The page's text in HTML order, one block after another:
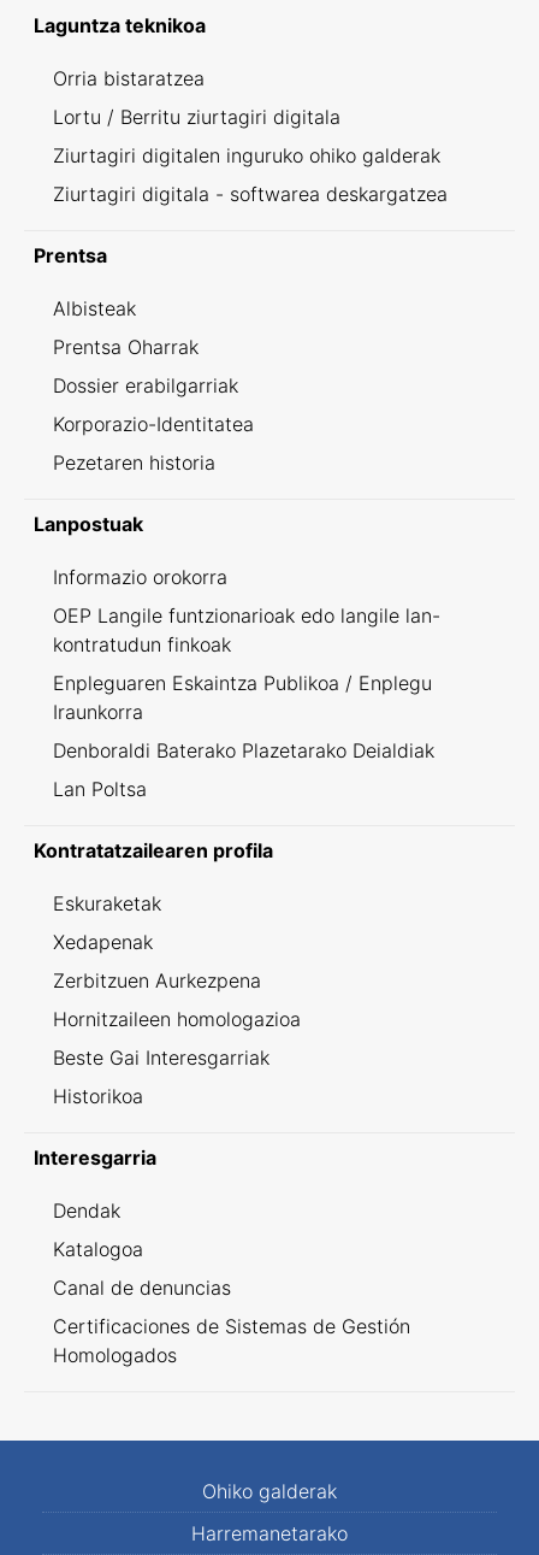
Laguntza teknikoa
Orria bistaratzea
Lortu / Berritu ziurtagiri digitala
Ziurtagiri digitalen inguruko ohiko galderak
Ziurtagiri digitala - softwarea deskargatzea
Prentsa
Albisteak
Prentsa Oharrak
Dossier erabilgarriak
Korporazio-Identitatea
Pezetaren historia
Lanpostuak
Informazio orokorra
OEP Langile funtzionarioak edo langile lan-
kontratudun finkoak
Enpleguaren Eskaintza Publikoa / Enplegu
Iraunkorra
Denboraldi Baterako Plazetarako Deialdiak
Lan Poltsa
Kontratatzailearen profila
Eskuraketak
Xedapenak
Zerbitzuen Aurkezpena
Hornitzaileen homologazioa
Beste Gai Interesgarriak
Historikoa
Interesgarria
Dendak
Katalogoa
Canal de denuncias
Certificaciones de Sistemas de Gestión
Homologados
Ohiko galderak
Harremanetarako